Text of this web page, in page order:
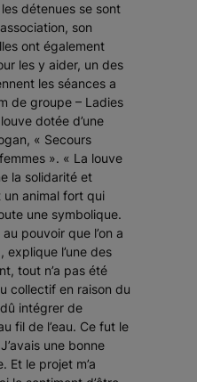
détenues se sont
son
ont également
les y aider, un des
les séances a
de groupe – Ladies
dotée d’une
« Secours
». « La louve
la solidarité et
un animal fort qui
une symbolique.
pouvoir que l’on a
explique l’une des
tout n’a pas été
collectif en raison du
intégrer de
fil de l’eau. Ce fut le
J’avais une bonne
Et le projet m’a